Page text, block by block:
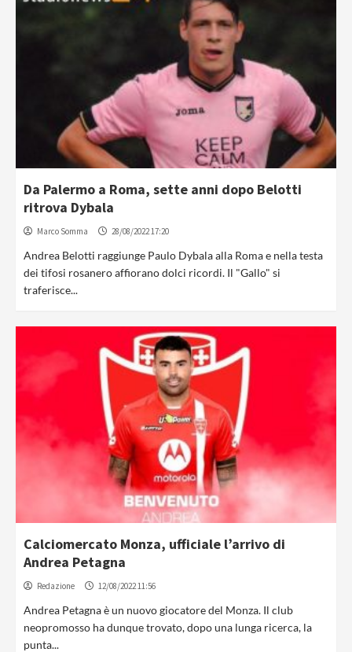
Da Palermo a Roma, sette anni dopo Belotti
ritrova Dybala
Marco Somma 28/08/2022 17:20
Andrea Belotti raggiunge Paulo Dybala alla Roma e nella testa
dei tifosi rosanero affiorano dolci ricordi. Il "Gallo" si
traferisce...
Calciomercato Monza, ufficiale l’arrivo di
Andrea Petagna
Redazione 12/08/2022 11:56
Andrea Petagna è un nuovo giocatore del Monza. Il club
neopromosso ha dunque trovato, dopo una lunga ricerca, la
punta...